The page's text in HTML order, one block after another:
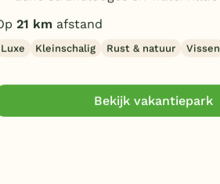
21 km afstand
Luxe Kleinschalig Rust & natuur Vissen
Bekijk vakantiepark